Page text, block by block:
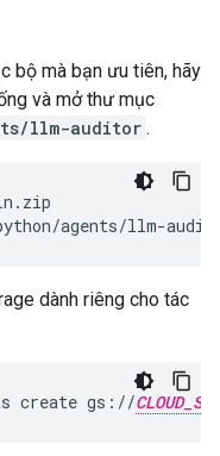
bộ mà bạn ưu tiên, hãy
và mở thư mục
llm-auditor .
agents/llm-
dành riêng cho tác
create gs://